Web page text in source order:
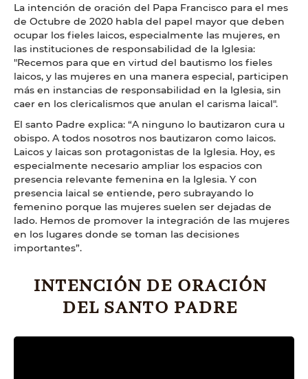
La intención de oración del Papa Francisco para el mes
de Octubre de 2020 habla del papel mayor que deben
ocupar los fieles laicos, especialmente las mujeres, en
las instituciones de responsabilidad de la Iglesia:
"Recemos para que en virtud del bautismo los fieles
laicos, y las mujeres en una manera especial, participen
más en instancias de responsabilidad en la Iglesia, sin
caer en los clericalismos que anulan el carisma laical".
El santo Padre explica: “A ninguno lo bautizaron cura u
obispo. A todos nosotros nos bautizaron como laicos.
Laicos y laicas son protagonistas de la Iglesia. Hoy, es
especialmente necesario ampliar los espacios con
presencia relevante femenina en la Iglesia. Y con
presencia laical se entiende, pero subrayando lo
femenino porque las mujeres suelen ser dejadas de
lado. Hemos de promover la integración de las mujeres
en los lugares donde se toman las decisiones
importantes”.
INTENCIÓN DE ORACIÓN
DEL SANTO PADRE